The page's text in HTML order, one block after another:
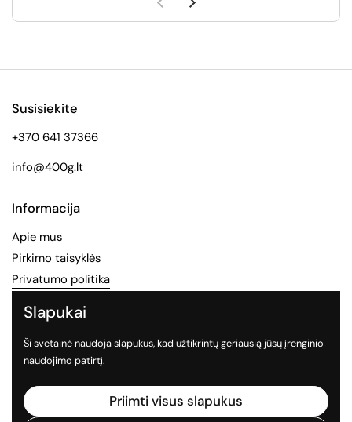
Ankstesnė skaidrė
Kita skaidrė
Susisiekite
+370 641 37366
info@400g.lt
Informacija
Apie mus
Pirkimo taisyklės
Privatumo politika
Socialinės medijos
Sekite mus socialiniuose tinkluose
Facebook
Slapukai
Ši svetainė naudoja slapukus, kad užtikrintų geriausią jūsų įrenginio
naudojimo patirtį.
Priimti visus slapukus